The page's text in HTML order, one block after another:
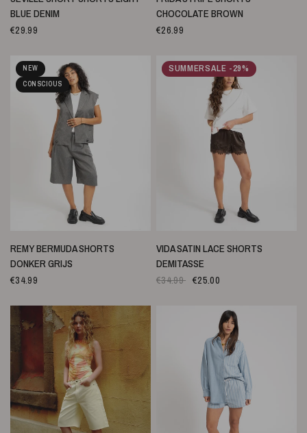
BLUE DENIM
€29.99
CHOCOLATE BROWN
€26.99
NEW
CONSCIOUS
SNELLE WEERGAVE
REMY BERMUDA SHORTS
DONKER GRIJS
€34.99
SUMMERSALE -29%
SNELLE WEERGAVE
VIDA SATIN LACE SHORTS
DEMITASSE
€34.99 €25.00